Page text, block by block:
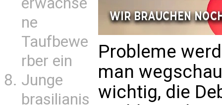
ne
Taufbewe
rber ein
Junge
brasilianis
Probleme
man
wichtig, die